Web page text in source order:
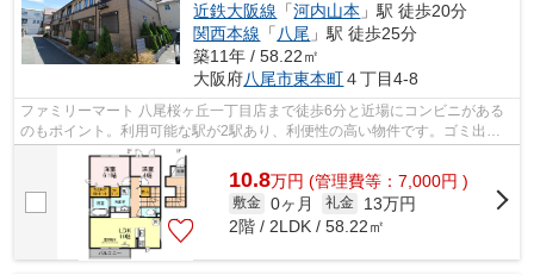
近鉄大阪線 「河内山本 」駅 徒歩20分
関西本線 「八尾 」駅 徒歩25分
築11年 / 58.22㎡
大阪府八尾市東本町４丁目4-8
ファミリーマート 八尾桜ヶ丘一丁目店まで徒歩6分と近場にコンビニがある
のもポイント。利用可能な駅が2駅あり、利便性の高い物件です。ゴミ出し
を楽にするために、遠くまで行かずに済...
10.8万円 (管理費等：7,000円 )
敷金 0ヶ月 礼金
13万円
2階 / 2LDK / 58.22㎡